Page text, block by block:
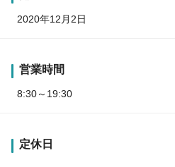
2020年12月2日
営業時間
8:30～19:30
定休日